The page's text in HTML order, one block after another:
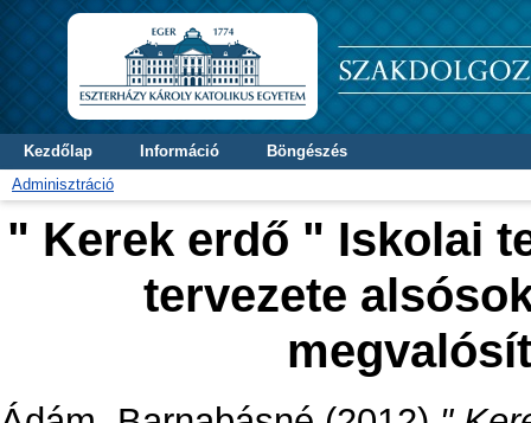
Kezdőlap Információ
Böngészés
Adminisztráció
" Kerek erdő " Iskolai
tervezete